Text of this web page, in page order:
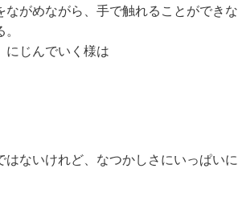
がめながら、手で触れることができな
にじんでいく様は
ないけれど、なつかしさにいっぱいに